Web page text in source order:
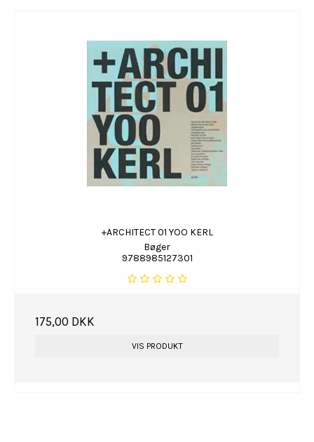
+ARCHITECT 01 YOO KERL
Bøger
9788985127301
175,00 DKK
VIS PRODUKT